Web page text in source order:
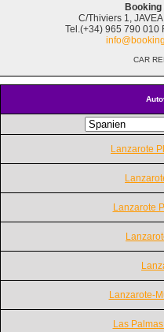
Lanzarote
Lanzarote
Lanzarote-
Las
Booking
C/Thiviers 1,
Tel.(+34) 965 790 010
CAR